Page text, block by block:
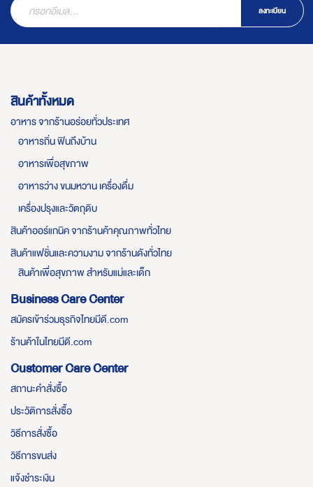
ลงทะเบียน
สินค้าทั้งหมด
อาหาร จากร้านอร่อยทั่วประเทศ
อาหารถิ่น ฟินถึงบ้าน
อาหารเพื่อสุขภาพ
อาหารว่าง ขนมหวาน เครื่องดื่ม
เครื่องปรุงและวัตถุดิบ
สินค้าออร์แกนิค จากร้านค้าคุณภาพทั่วไทย
สินค้าแฟชั่นและความงาม จากร้านดังทั่วไทย
สินค้าเพื่อสุขภาพ สำหรับแม่และเด็ก
Business Care Center
สมัครเข้าร่วมธุรกิจไทยมีดี.com
ร้านค้าในไทยมีดี.com
Customer Care Center
สถานะคำสั่งซื้อ
ประวัติการสั่งซื้อ
วิธีการสั่งซื้อ
วิธีการขนส่ง
แจ้งชำระเงิน